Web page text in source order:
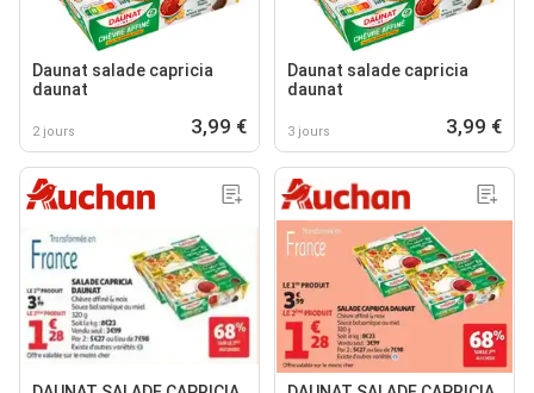
Daunat salade capricia
daunat
2 jours 3,99 €
Daunat salade capricia
daunat
3 jours 3,99 €